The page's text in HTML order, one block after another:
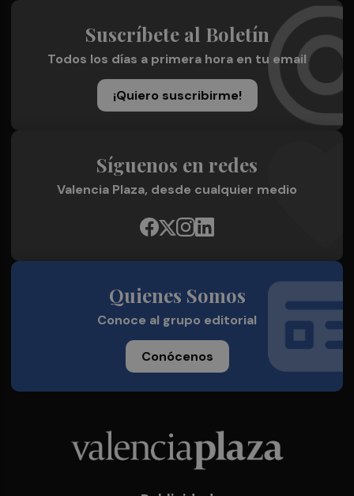
Suscríbete al Boletín
Todos los días a primera hora en tu email
¡Quiero suscribirme!
Síguenos en redes
Valencia Plaza, desde cualquier medio
Quienes Somos
Conoce al grupo editorial
Conócenos